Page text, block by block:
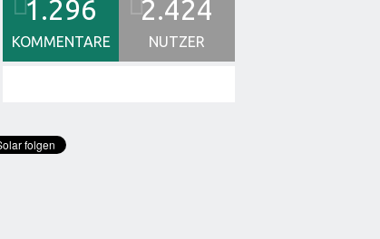
1.296
KOMMENTARE
2.424
NUTZER